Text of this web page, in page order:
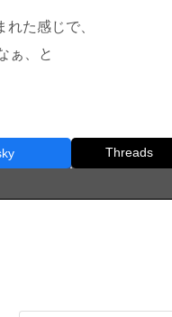
た感じで、
ぁ、と
Threads